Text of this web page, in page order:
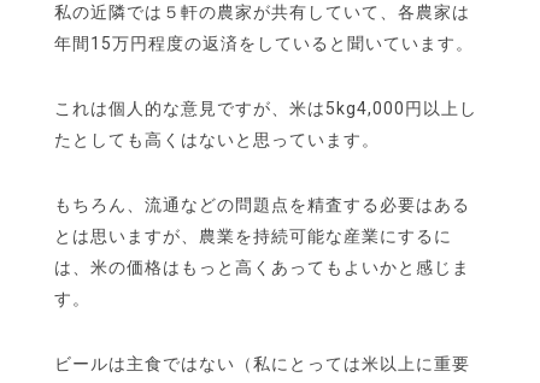
私の近隣では５軒の農家が共有していて、各農家は
年間15万円程度の返済をしていると聞いています。
これは個人的な意見ですが、米は5kg4,000円以上し
たとしても高くはないと思っています。
もちろん、流通などの問題点を精査する必要はある
とは思いますが、農業を持続可能な産業にするに
は、米の価格はもっと高くあってもよいかと感じま
す。
ビールは主食ではない（私にとっては米以上に重要